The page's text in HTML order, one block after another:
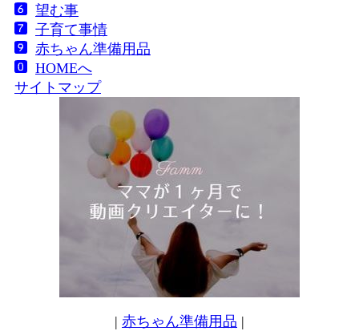
望む事
子育て事情
赤ちゃん準備用品
HOMEへ
サイトマップ
| 赤ちゃん準備用品 |